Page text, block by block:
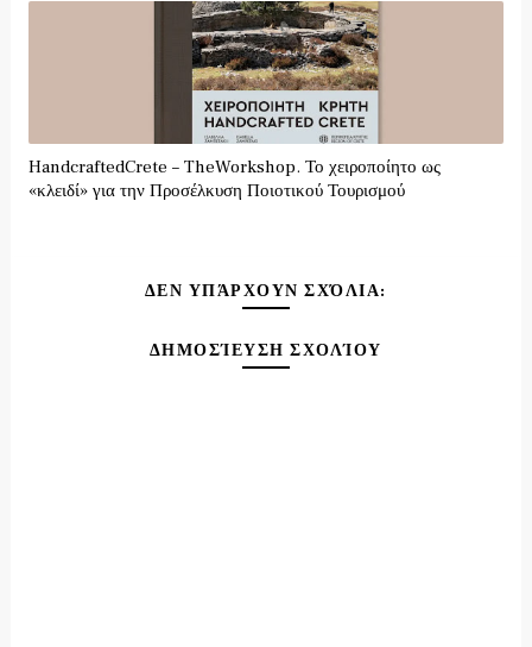
HandcraftedCrete – TheWorkshop. Το χειροποίητο ως
«κλειδί» για την Προσέλκυση Ποιοτικού Τουρισμού
ΔΕΝ ΥΠΆΡΧΟΥΝ ΣΧΌΛΙΑ:
ΔΗΜΟΣΊΕΥΣΗ ΣΧΟΛΊΟΥ